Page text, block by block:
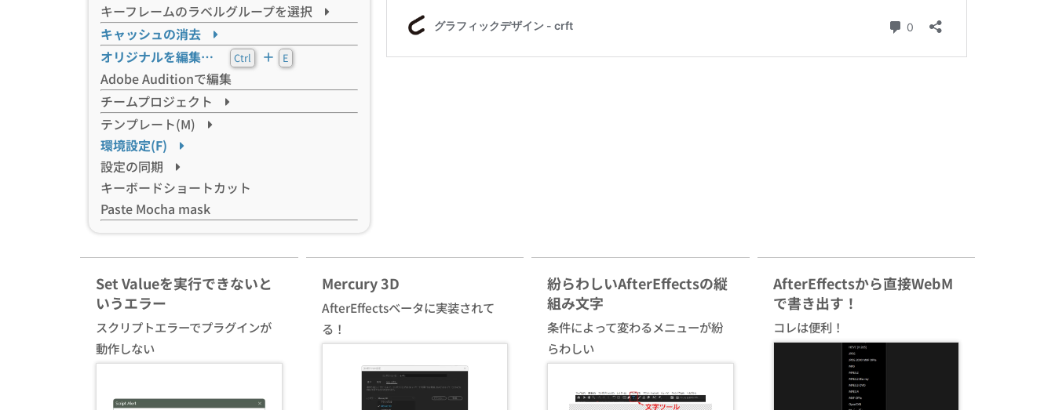
キーフレームのラベルグループを選択
キャッシュの消去
オリジナルを編集…
Ctrl ＋ E
Adobe Auditionで編集
チームプロジェクト
テンプレート(M)
環境設定(F)
設定の同期
キーボードショートカット
Paste Mocha mask
Set Valueを実行できないと
いうエラー
スクリプトエラーでプラグインが
動作しない
Mercury 3D
AfterEffectsベータに実装されて
る！
紛らわしいAfterEffectsの縦
組み文字
条件によって変わるメニューが紛
らわしい
AfterEffectsから直接WebM
で書き出す！
コレは便利！